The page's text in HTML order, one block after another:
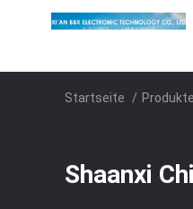
Startseite / Produkte
Shaanxi